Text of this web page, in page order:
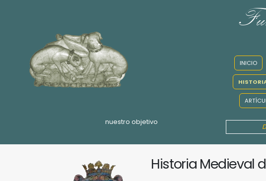
nuestro objetivo
INICIO
Historia Medieval